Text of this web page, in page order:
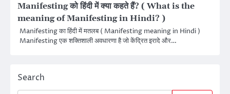
Manifesting को हिंदी में क्या कहते हैं? ( What is the
meaning of Manifesting in Hindi? )
Manifesting का हिंदी में मतलब ( Manifesting meaning in Hindi )
Manifesting एक शक्तिशाली अवधारणा है जो केंद्रित इरादे और…
Search